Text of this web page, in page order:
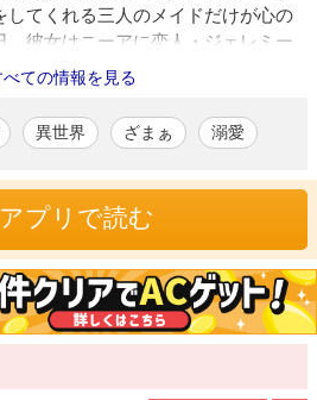
してくれる三人のメイドだけが心の
彼女はニーアに恋人・ジェレミー
とが気になりつつも、その気持ちに
レミーは、裏である行動を起こす
げられ令嬢のラブロマンス、開
持ち味に、少女漫画を中心に活躍
役令嬢だけど破滅したくないから神頼
ました』（アルファポリス）にて出版
茶全般が好き。趣味はゾンビ映画鑑賞
ての情報を見る
異世界 ざまぁ 溺愛
アプリで読む